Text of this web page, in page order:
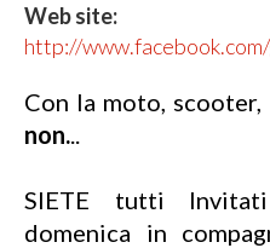
Web site:
http://
Con la moto,
non...
SIETE tutti
domenica in